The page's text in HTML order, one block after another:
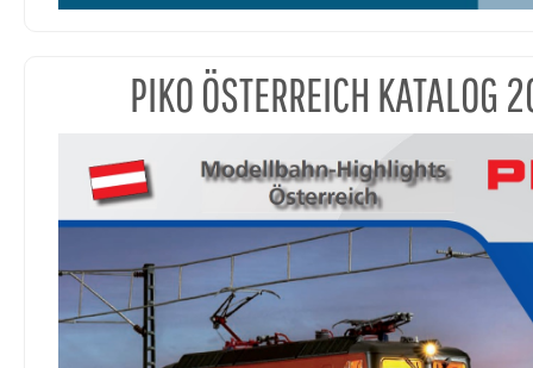
PIKO ÖSTERREICH KATALOG